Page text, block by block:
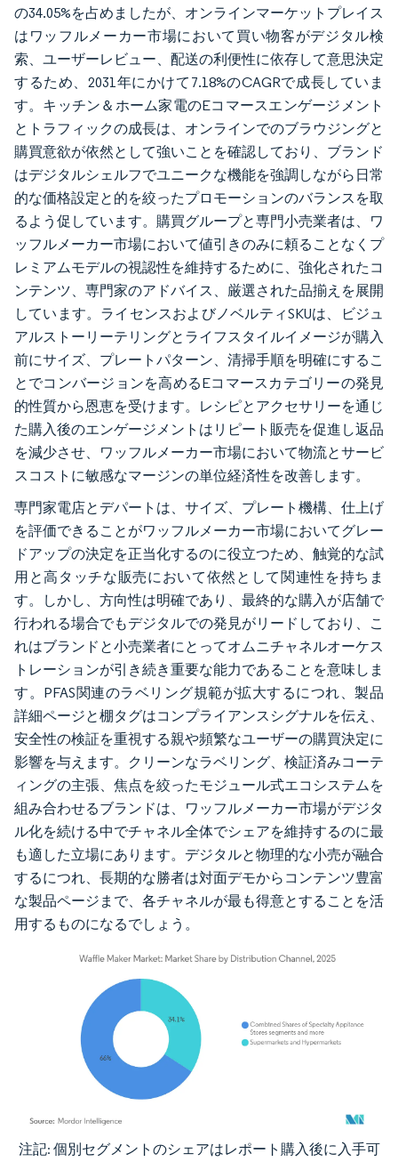
の34.05%を占めましたが、オンラインマーケットプレイス
はワッフルメーカー市場において買い物客がデジタル検
索、ユーザーレビュー、配送の利便性に依存して意思決定
するため、2031年にかけて7.18%のCAGRで成長していま
す。キッチン＆ホーム家電のEコマースエンゲージメント
とトラフィックの成長は、オンラインでのブラウジングと
購買意欲が依然として強いことを確認しており、ブランド
はデジタルシェルフでユニークな機能を強調しながら日常
的な価格設定と的を絞ったプロモーションのバランスを取
るよう促しています。購買グループと専門小売業者は、ワ
ッフルメーカー市場において値引きのみに頼ることなくプ
レミアムモデルの視認性を維持するために、強化されたコ
ンテンツ、専門家のアドバイス、厳選された品揃えを展開
しています。ライセンスおよびノベルティSKUは、ビジュ
アルストーリーテリングとライフスタイルイメージが購入
前にサイズ、プレートパターン、清掃手順を明確にするこ
とでコンバージョンを高めるEコマースカテゴリーの発見
的性質から恩恵を受けます。レシピとアクセサリーを通じ
た購入後のエンゲージメントはリピート販売を促進し返品
を減少させ、ワッフルメーカー市場において物流とサービ
スコストに敏感なマージンの単位経済性を改善します。
専門家電店とデパートは、サイズ、プレート機構、仕上げ
を評価できることがワッフルメーカー市場においてグレー
ドアップの決定を正当化するのに役立つため、触覚的な試
用と高タッチな販売において依然として関連性を持ちま
す。しかし、方向性は明確であり、最終的な購入が店舗で
行われる場合でもデジタルでの発見がリードしており、こ
れはブランドと小売業者にとってオムニチャネルオーケス
トレーションが引き続き重要な能力であることを意味しま
す。PFAS関連のラベリング規範が拡大するにつれ、製品
詳細ページと棚タグはコンプライアンスシグナルを伝え、
安全性の検証を重視する親や頻繁なユーザーの購買決定に
影響を与えます。クリーンなラベリング、検証済みコーテ
ィングの主張、焦点を絞ったモジュール式エコシステムを
組み合わせるブランドは、ワッフルメーカー市場がデジタ
ル化を続ける中でチャネル全体でシェアを維持するのに最
も適した立場にあります。デジタルと物理的な小売が融合
するにつれ、長期的な勝者は対面デモからコンテンツ豊富
な製品ページまで、各チャネルが最も得意とすることを活
用するものになるでしょう。
画像 © Mordor Intelligence。再利用にはCC BY 4.0の表示が必要です。
注記: 個別セグメントのシェアはレポート購入後に入手可